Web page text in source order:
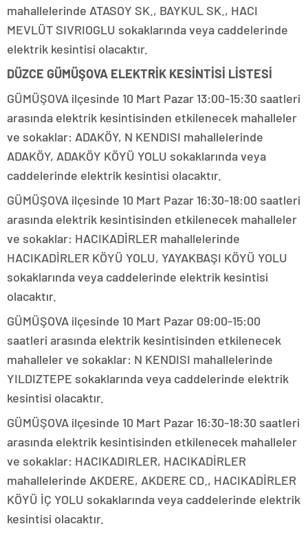
mahallelerinde ATASOY SK., BAYKUL SK., HACI
MEVLÜT SIVRIOGLU sokaklarında veya caddelerinde
elektrik kesintisi olacaktır.
DÜZCE GÜMÜŞOVA ELEKTRİK KESİNTİSİ LİSTESİ
GÜMÜŞOVA ilçesinde 10 Mart Pazar 13:00-15:30 saatleri
arasında elektrik kesintisinden etkilenecek mahalleler
ve sokaklar: ADAKÖY, N KENDISI mahallelerinde
ADAKÖY, ADAKÖY KÖYÜ YOLU sokaklarında veya
caddelerinde elektrik kesintisi olacaktır.
GÜMÜŞOVA ilçesinde 10 Mart Pazar 16:30-18:00 saatleri
arasında elektrik kesintisinden etkilenecek mahalleler
ve sokaklar: HACIKADİRLER mahallelerinde
HACIKADİRLER KÖYÜ YOLU, YAYAKBAŞI KÖYÜ YOLU
sokaklarında veya caddelerinde elektrik kesintisi
olacaktır.
GÜMÜŞOVA ilçesinde 10 Mart Pazar 09:00-15:00
saatleri arasında elektrik kesintisinden etkilenecek
mahalleler ve sokaklar: N KENDISI mahallelerinde
YILDIZTEPE sokaklarında veya caddelerinde elektrik
kesintisi olacaktır.
GÜMÜŞOVA ilçesinde 10 Mart Pazar 16:30-18:30 saatleri
arasında elektrik kesintisinden etkilenecek mahalleler
ve sokaklar: HACIKADIRLER, HACIKADİRLER
mahallelerinde AKDERE, AKDERE CD., HACIKADİRLER
KÖYÜ İÇ YOLU sokaklarında veya caddelerinde elektrik
kesintisi olacaktır.